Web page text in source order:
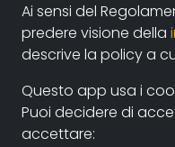
Cultura e Tradizioni
contatti:
bertz@iuav.it(autore)
Ai sensi del
predere visione della
descrive la policy a
Questo app usa i
Puoi decidere di
accettare: